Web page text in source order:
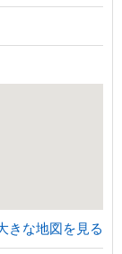
きな地図を見る